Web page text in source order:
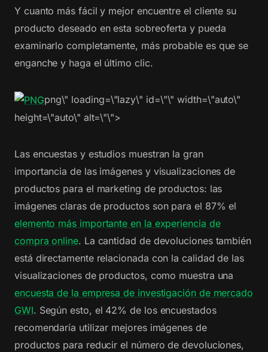
Y cuanto más fácil y mejor encuentre el cliente su
producto deseado en esta sobreoferta y pueda
examinarlo completamente, más probable es que se
enganche y haga el último clic.
png\" loading=\"lazy\" id=\"\" width=\"auto\"
height=\"auto\" alt=\"\">
Las encuestas y estudios muestran la gran
importancia de las imágenes y visualizaciones de
productos para el marketing de productos: las
imágenes claras de productos son para el 87% el
elemento más importante en la experiencia de
compra online. La cantidad de devoluciones también
está directamente relacionada con la calidad de las
visualizaciones de productos, como muestra una
encuesta de la empresa de investigación de mercado
GWI. Según esto, el 42% de los encuestados
recomendaría utilizar mejores imágenes de
productos para reducir el número de devoluciones,